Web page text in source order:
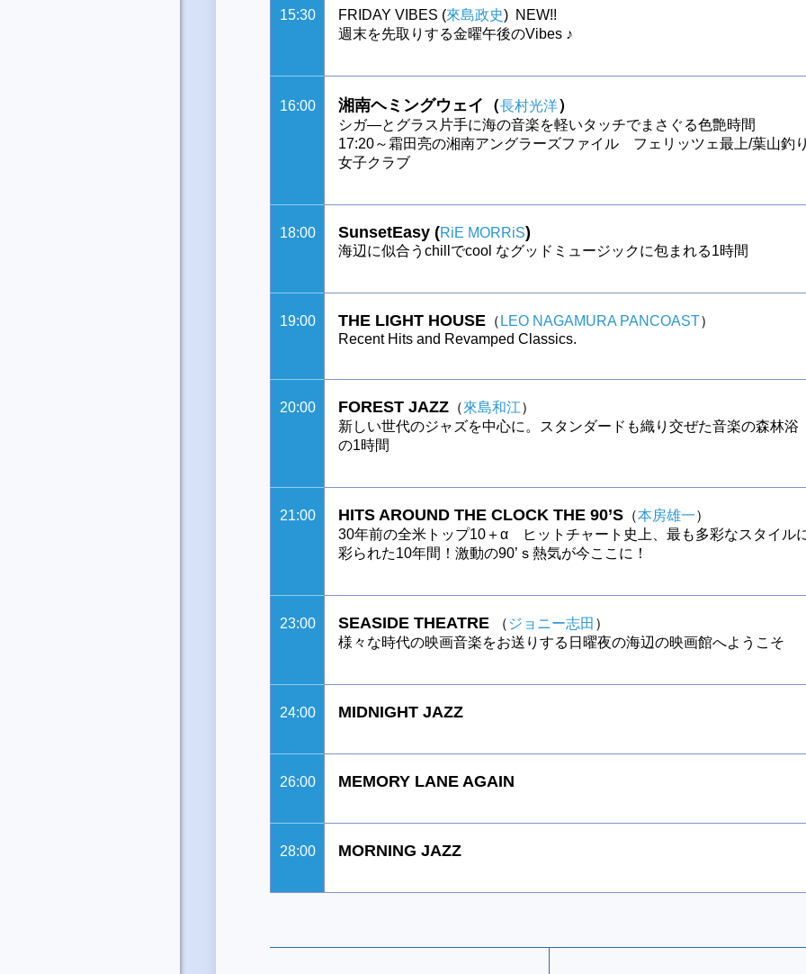
15:30 FRIDAY VIBES (來島政史) NEW!!
週末を先取りする金曜午後のVibes ♪
16:00 湘南ヘミングウェイ（長村光洋）
シガ―とグラス片手に海の音楽を軽いタッチでまさぐる色艶時間
17:20～霜田亮の湘南アングラーズファイル フェリッツェ最上/葉山釣
女子クラブ
18:00 SunsetEasy (RiE MORRiS)
海辺に似合うchillでcool なグッドミュージックに包まれる1時間
19:00 THE LIGHT HOUSE （ LEO NAGAMURA PANCOAST）
Recent Hits and Revamped Classics.
20:00 FOREST JAZZ （來島和江）
新しい世代のジャズを中心に。スタンダードも織り交ぜた音楽の森林浴
の1時間
21:00 HITS AROUND THE CLOCK THE 90’S （本房雄一）
30年前の全米トップ10＋α ヒットチャート史上、最も多彩なスタイル
彩られた10年間！激動の90’ｓ熱気が今ここに！
23:00 SEASIDE THEATRE （ ジョニー志田 ）
様々な時代の映画音楽をお送りする日曜夜の海辺の映画館へようこそ
24:00 MIDNIGHT JAZZ
26:00 MEMORY LANE AGAIN
28:00 MORNING JAZZ